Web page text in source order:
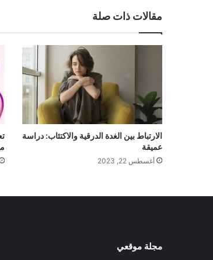
مقالات ذات صلة
الارتباط بين الغدة الدرقية والاكتئاب: دراسة
عميقة
أغسطس 22, 2023
مجلة موقعي